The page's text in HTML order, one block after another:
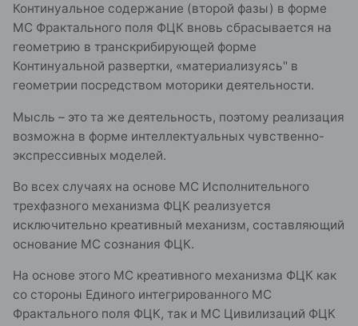
Континуальное содержание (второй фазы) в форме
МС Фрактального поля ФЦК вновь сбрасывается на
геометрию в транскрибирующей форме
Континуальной развертки, «материализуясь" в
геометрии посредством моторики деятельности.
Мысль – это та же деятельность, поэтому реализация
возможна в форме интеллектуальных чувственно-
экспрессивных моделей.
Во всех случаях на основе МС Исполнительного
трехфазного механизма ФЦК реализуется
исключительно креативный механизм, составляющий
основание МС сознания ФЦК.
На основе этого МС креативного механизма ФЦК как
со стороны Единого интегрированного МС
Фрактального поля ФЦК, так и МС Цивилизаций ФЦК